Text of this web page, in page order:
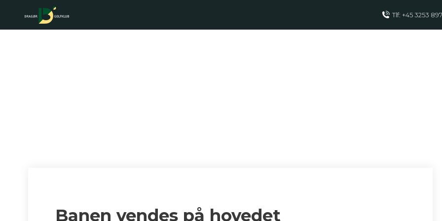
Tlf: +45 3253
Banen vendes på hovedet